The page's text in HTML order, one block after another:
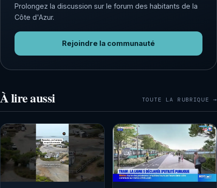
Prolongez la discussion sur le forum des habitants de la
Côte d'Azur.
Rejoindre la communauté
À lire aussi TOUTE LA RUBRIQUE →